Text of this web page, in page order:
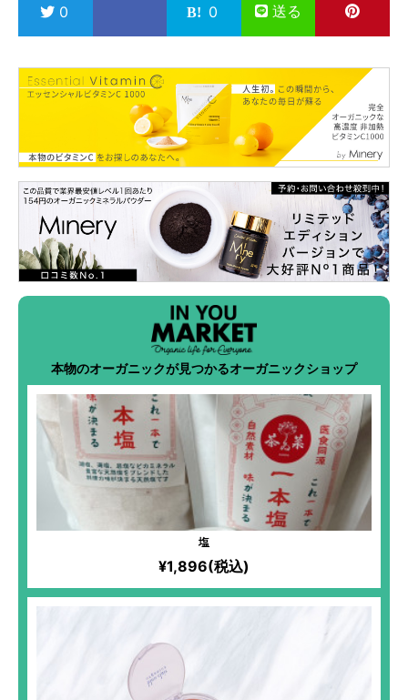
0 0 送る
本物のオーガニックが見つかるオーガニックショップ
塩
¥1,896(税込)